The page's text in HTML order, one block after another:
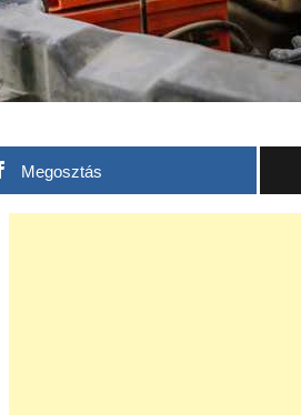
Megosztás